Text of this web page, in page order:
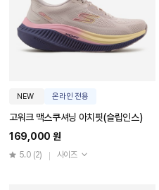
NEW 온라인 전용
고워크 맥스쿠셔닝 아치핏(슬립인스)
169,000 원
5.0 (2) 사이즈